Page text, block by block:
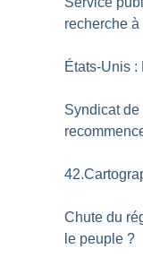
recherche
États-Unis
Syndicat de
Chute du
le peuple ?